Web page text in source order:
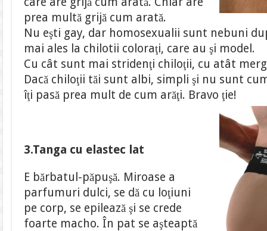
prea multă grijă cum arată.
Nu eşti gay, dar homosexualii sunt nebuni
mai ales la chilotii coloraţi, care au şi model.
Cu cât sunt mai stridenţi chiloţii, cu atât
Dacă chiloţii tăi sunt albi, simpli şi nu sunt
îţi pasă prea mult de cum arăţi. Bravo ţie!
3.Tanga cu elastec lat
E bărbatul-păpuşă. Miroase a
parfumuri dulci, se dă cu loţiuni
pe corp, se epilează şi se crede
foarte macho. În pat se aşteaptă